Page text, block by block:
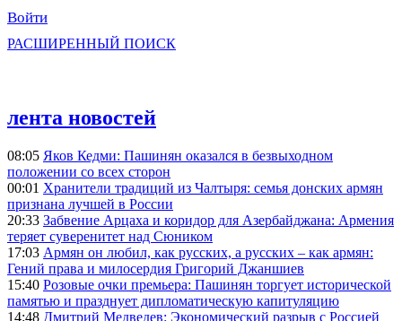
Войти
РАСШИРЕННЫЙ ПОИСК
лента новостей
08:05 Яков Кедми: Пашинян оказался в безвыходном
положении со всех сторон
00:01 Хранители традиций из Чалтыря: семья донских армян
признана лучшей в России
20:33 Забвение Арцаха и коридор для Азербайджана: Армения
теряет суверенитет над Сюником
17:03 Армян он любил, как русских, а русских – как армян:
Гений права и милосердия Григорий Джаншиев
15:40 Розовые очки премьера: Пашинян торгует исторической
памятью и празднует дипломатическую капитуляцию
14:48 Дмитрий Медведев: Экономический разрыв с Россией